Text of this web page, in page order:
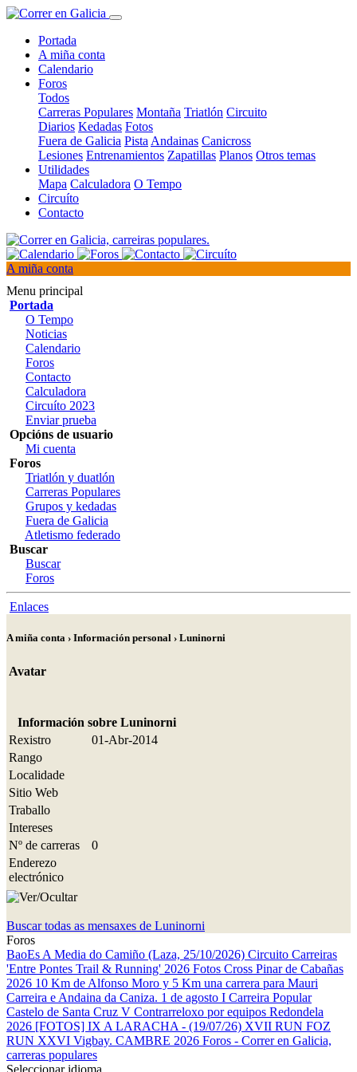
Portada
A miña conta
Calendario
Foros
Todos
Carreras Populares Montaña Triatlón Circuito
Diarios Kedadas Fotos
Fuera de Galicia Pista Andainas Canicross
Lesiones Entrenamientos Zapatillas Planos Otros temas
Utilidades
Mapa Calculadora O Tempo
Circuíto
Contacto
A miña conta
Menu principal
Portada
O Tempo
Noticias
Calendario
Foros
Contacto
Calculadora
Circuíto 2023
Enviar prueba
Opcións de usuario
Mi cuenta
Foros
Triatlón y duatlón
Carreras Populares
Grupos y kedadas
Fuera de Galicia
Atletismo federado
Buscar
Buscar
Foros
Enlaces
A miña conta › Información personal › Luninorni
Avatar
Información sobre Luninorni
Rexistro
01-Abr-2014
Rango
Localidade
Sitio Web
Traballo
Intereses
Nº de carreras
0
Enderezo
electrónico
Buscar todas as mensaxes de Luninorni
Foros
BaoEs A Media do Camiño (Laza, 25/10/2026) Circuito Carreiras
'Entre Pontes Trail & Running' 2026 Fotos Cross Pinar de Cabañas
2026 10 Km de Alfonso Moro y 5 Km una carrera para Mauri
Carreira e Andaina da Caniza. 1 de agosto I Carreira Popular
Castelo de Santa Cruz V Contrarreloxo por equipos Redondela
2026 [FOTOS] IX A LARACHA - (19/07/26) XVII RUN FOZ
RUN XXVI Vigbay. CAMBRE 2026 Foros - Correr en Galicia,
carreras populares